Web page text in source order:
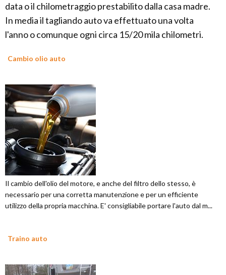
data o il chilometraggio prestabilito dalla casa madre.
In media il tagliando auto va effettuato una volta
l'anno o comunque ogni circa 15/20 mila chilometri.
Cambio olio auto
Il cambio dell'olio del motore, e anche del filtro dello stesso, è
necessario per una corretta manutenzione e per un efficiente
utilizzo della propria macchina. E' consigliabile portare l'auto dal m...
Traino auto